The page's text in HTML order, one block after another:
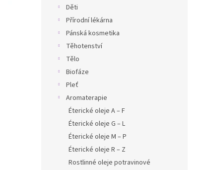
Děti
Přírodní lékárna
Pánská kosmetika
Těhotenství
Tělo
Biofáze
Pleť
Aromaterapie
Éterické oleje A – F
Éterické oleje G – L
Éterické oleje M – P
Éterické oleje R – Z
Rostlinné oleje potravinové